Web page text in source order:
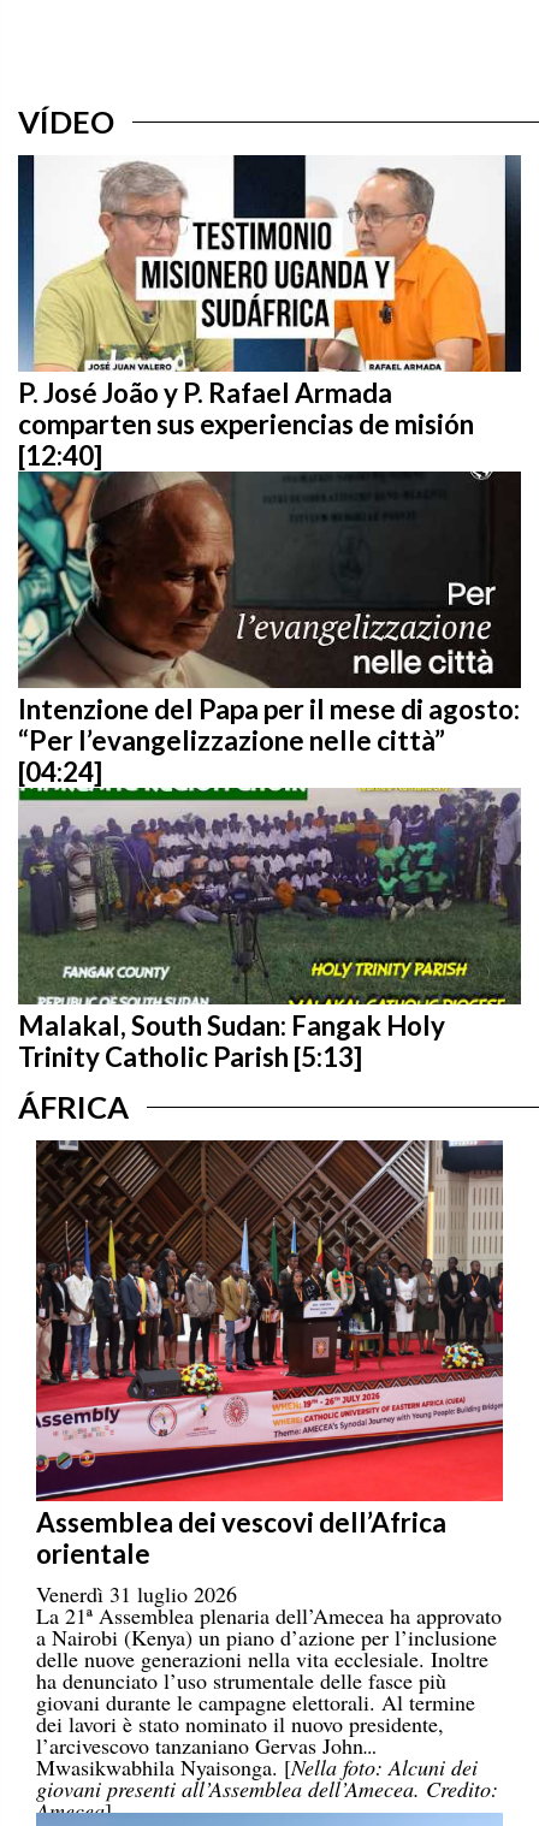
VÍDEO
P. José João y P. Rafael Armada
comparten sus experiencias de misión
[12:40]
Intenzione del Papa per il mese di agosto:
“Per l’evangelizzazione nelle città”
[04:24]
Malakal, South Sudan: Fangak Holy
Trinity Catholic Parish [5:13]
ÁFRICA
Assemblea dei vescovi dell’Africa
orientale
Venerdì 31 luglio 2026
La 21ª Assemblea plenaria dell’Amecea ha approvato
a Nairobi (Kenya) un piano d’azione per l’inclusione
delle nuove generazioni nella vita ecclesiale. Inoltre
ha denunciato l’uso strumentale delle fasce più
giovani durante le campagne elettorali. Al termine
dei lavori è stato nominato il nuovo presidente,
l’arcivescovo tanzaniano Gervas John
Mwasikwabhila Nyaisonga. [Nella foto: Alcuni dei
giovani presenti all’Assemblea dell’Amecea. Credito:
Amecea]